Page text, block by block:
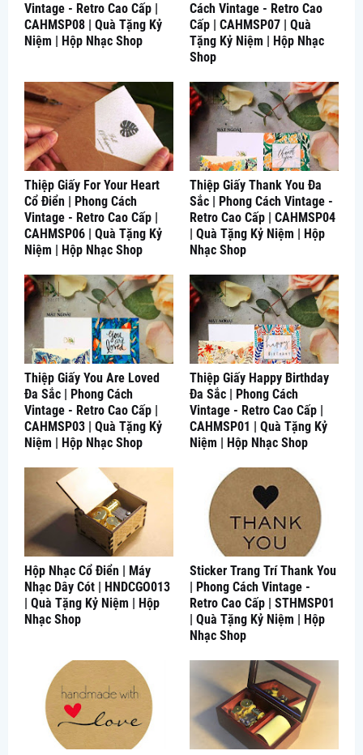
Vintage - Retro Cao Cấp |
CAHMSP08 | Quà Tặng Kỷ
Niệm | Hộp Nhạc Shop
Cách Vintage - Retro Cao
Cấp | CAHMSP07 | Quà
Tặng Kỷ Niệm | Hộp Nhạc
Shop
Thiệp Giấy For Your Heart
Cổ Điển | Phong Cách
Vintage - Retro Cao Cấp |
CAHMSP06 | Quà Tặng Kỷ
Niệm | Hộp Nhạc Shop
Thiệp Giấy Thank You Đa
Sắc | Phong Cách Vintage -
Retro Cao Cấp | CAHMSP04
| Quà Tặng Kỷ Niệm | Hộp
Nhạc Shop
Thiệp Giấy You Are Loved
Đa Sắc | Phong Cách
Vintage - Retro Cao Cấp |
CAHMSP03 | Quà Tặng Kỷ
Niệm | Hộp Nhạc Shop
Thiệp Giấy Happy Birthday
Đa Sắc | Phong Cách
Vintage - Retro Cao Cấp |
CAHMSP01 | Quà Tặng Kỷ
Niệm | Hộp Nhạc Shop
Hộp Nhạc Cổ Điển | Máy
Nhạc Dây Cót | HNDCGO013
| Quà Tặng Kỷ Niệm | Hộp
Nhạc Shop
Sticker Trang Trí Thank You
| Phong Cách Vintage -
Retro Cao Cấp | STHMSP01
| Quà Tặng Kỷ Niệm | Hộp
Nhạc Shop